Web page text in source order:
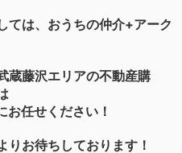
ては、おうちの仲介+アーク
蔵藤沢エリアの不動産購
任せください！
りお待ちしております！